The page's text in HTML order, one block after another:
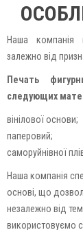
Наша компанія
залежно від
Печать
следующих
вінілової основи;
паперовий;
саморуйнівної
Наша компанія
основі, що
незалежно від
використовуємо